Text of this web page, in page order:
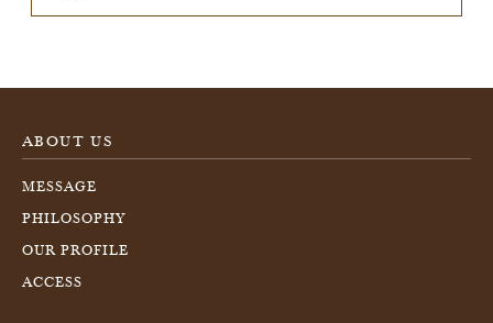
ABOUT US
MESSAGE
PHILOSOPHY
OUR PROFILE
ACCESS